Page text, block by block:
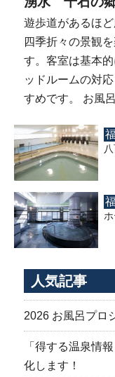
遊歩道があるほ
四季折々の景観
す。客室は基本
ッドルームの対
すめです。 お風
人気記事
2026 お風呂プロ
「得する温泉情
化します！